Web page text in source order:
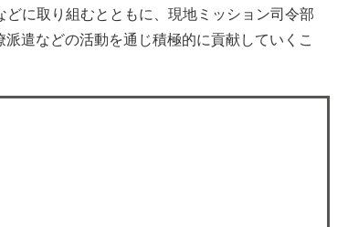
に取り組むとともに、現地ミッション司令部
遣などの活動を通じ積極的に貢献していくこ